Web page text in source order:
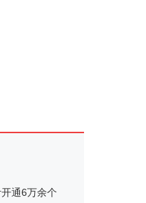
通6万余个